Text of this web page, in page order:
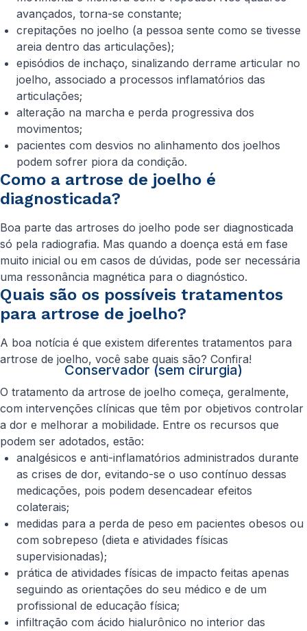
avançados, torna-se constante;
crepitações no joelho (a pessoa sente como se tivesse
areia dentro das articulações);
episódios de inchaço, sinalizando derrame articular no
joelho, associado a processos inflamatórios das
articulações;
alteração na marcha e perda progressiva dos
movimentos;
pacientes com desvios no alinhamento dos joelhos
podem sofrer piora da condição.
Como a artrose de joelho é
diagnosticada?
Boa parte das artroses do joelho pode ser diagnosticada
só pela radiografia. Mas quando a doença está em fase
muito inicial ou em casos de dúvidas, pode ser necessária
uma ressonância magnética para o diagnóstico.
Quais são os possíveis tratamentos
para artrose de joelho?
A boa notícia é que existem diferentes tratamentos para
artrose de joelho, você sabe quais são? Confira!
Conservador (sem cirurgia)
O tratamento da artrose de joelho começa, geralmente,
com intervenções clínicas que têm por objetivos controlar
a dor e melhorar a mobilidade. Entre os recursos que
podem ser adotados, estão:
analgésicos e anti-inflamatórios administrados durante
as crises de dor, evitando-se o uso contínuo dessas
medicações, pois podem desencadear efeitos
colaterais;
medidas para a perda de peso em pacientes obesos ou
com sobrepeso (dieta e atividades físicas
supervisionadas);
prática de atividades físicas de impacto feitas apenas
seguindo as orientações do seu médico e de um
profissional de educação física;
infiltração com ácido hialurônico no interior das